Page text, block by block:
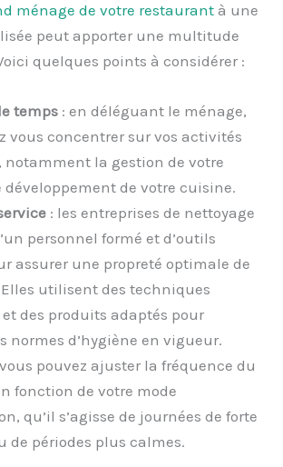
ménage de votre restaurant à une
peut apporter une multitude
quelques points à considérer :
temps : en déléguant le ménage,
vous concentrer sur vos activités
notamment la gestion de votre
développement de votre cuisine.
: les entreprises de nettoyage
personnel formé et d’outils
assurer une propreté optimale de
utilisent des techniques
des produits adaptés pour
normes d’hygiène en vigueur.
pouvez ajuster la fréquence du
fonction de votre mode
qu’il s’agisse de journées de forte
de périodes plus calmes.